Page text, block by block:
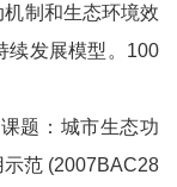
制和生态环境效
续发展模型。100
题：城市生态功
范 (2007BAC28